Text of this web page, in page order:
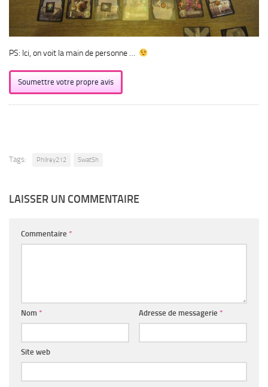
PS: Ici, on voit la main de personne …
Soumettre votre propre avis
Tags: Philrey212 SwatSh
LAISSER UN COMMENTAIRE
Commentaire *
Nom * Adresse de messagerie *
Site web